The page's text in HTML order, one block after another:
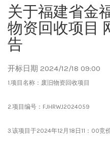
关于福建省金
物资回收项目
告
开标日期 2024/12/18 09:00
1.项目名称：废旧物资回收项目
2.项目编号：FJHRWJ2024059
3.该项目于2024年12月18 日 11： 00竞